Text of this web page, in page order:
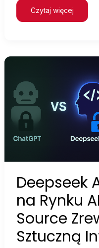
Czytaj więcej
Deepseek
na Rynku
Source
Sztuczną
Nowy
Gracz
na
Rynku
AI
–
Open
Source
Inteligencję?